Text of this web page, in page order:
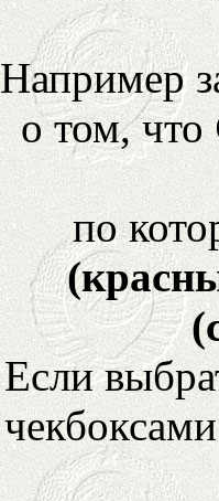
Например
о том, что
по
Если